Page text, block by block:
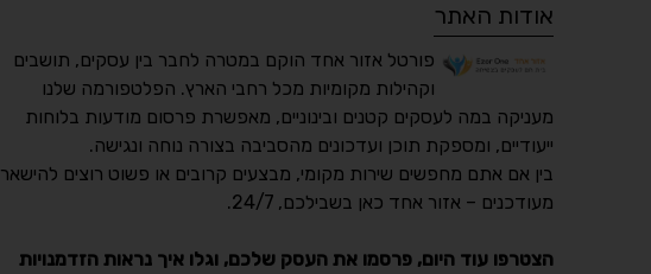
אודות האתר
פורטל אזור אחד הוקם במטרה לחבר בין עסקים, תושבים
וקהילות מקומיות מכל רחבי הארץ. הפלטפורמה שלנו
מעניקה במה לעסקים קטנים ובינוניים, מאפשרת פרסום מודעות בלוחות
ייעודיים, ומספקת תוכן ועדכונים מהסביבה בצורה נוחה ונגישה.
בין אם אתם מחפשים שירות מקומי, מבצעים קרובים או פשוט רוצים להישאר
מעודכנים – אזור אחד כאן בשבילכם, 24/7.
הצטרפו עוד היום, פרסמו את העסק שלכם, וגלו איך נראות הזדמנויות